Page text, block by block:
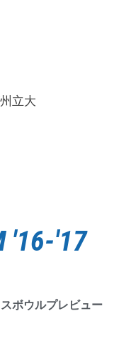
'16-'17
ボウルプレビュー
立大